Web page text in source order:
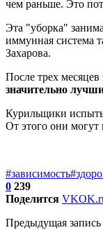
чем раньше. Это
Эта "уборка"
иммунная система
Захарова.
После трех
значительно
Курильщики
От этого они могут
#зависимость
0 239
Поделится VK
Предыдущая запись